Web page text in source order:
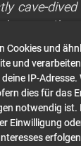
Cookies und
und
IP-
dies für das
notwendig ist.
Einwilligung
cave-
meeting
on one
we have
Mount and